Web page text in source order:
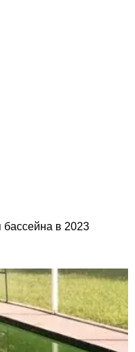
бассейна в 2023